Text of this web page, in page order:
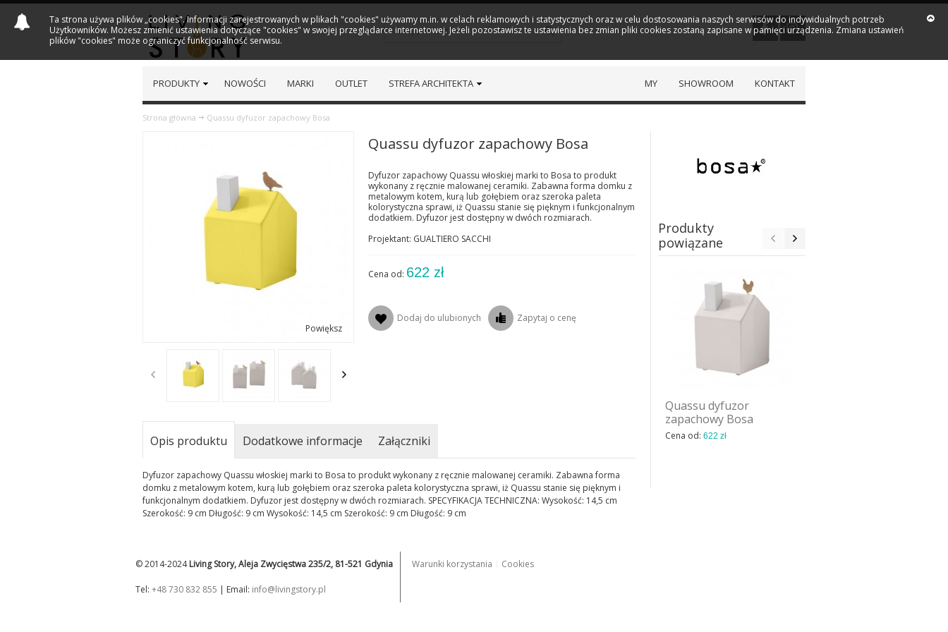
PRODUKTY NOWOŚCI MARKI OUTLET STREFA ARCHITEKTA KONTAKT
SHOWROOM
MY
Strona główna Quassu dyfuzor zapachowy Bosa
Powiększ
Quassu dyfuzor zapachowy Bosa
Dyfuzor zapachowy Quassu włoskiej marki to Bosa to produkt
wykonany z ręcznie malowanej ceramiki. Zabawna forma domku z
metalowym kotem, kurą lub gołębiem oraz szeroka paleta
kolorystyczna sprawi, iż Quassu stanie się pięknym i funkcjonalnym
dodatkiem. Dyfuzor jest dostępny w dwóch rozmiarach.
Projektant: GUALTIERO SACCHI
Cena od: 622 zł
Dodaj do ulubionych Zapytaj o cenę
Produkty
powiązane
Quassu dyfuzor
zapachowy Bosa
Cena od: 622 zł
Opis produktu Dodatkowe informacje Załączniki
Dyfuzor zapachowy Quassu włoskiej marki to Bosa to produkt wykonany z ręcznie malowanej ceramiki. Zabawna forma
domku z metalowym kotem, kurą lub gołębiem oraz szeroka paleta kolorystyczna sprawi, iż Quassu stanie się pięknym i
funkcjonalnym dodatkiem. Dyfuzor jest dostępny w dwóch rozmiarach. SPECYFIKACJA TECHNICZNA: Wysokość: 14,5 cm
Szerokość: 9 cm Długość: 9 cm Wysokość: 14,5 cm Szerokość: 9 cm Długość: 9 cm
© 2014-2024Living Story, Aleja Zwycięstwa 235/2, 81-521 Gdynia
Tel: +48 730 832 855 | Email: info@livingstory.pl
Warunki korzystania Cookies
Ta strona używa plików „cookies". Informacji zarejestrowanych w plikach "cookies" używamy m.in. w celach reklamowych i statystycznych oraz w celu dostosowania naszych serwisów do indywidualnych potrzeb
Użytkowników. Możesz zmienić ustawienia dotyczące "cookies" w swojej przeglądarce internetowej. Jeżeli pozostawisz te ustawienia bez zmian pliki cookies zostaną zapisane w pamięci urządzenia. Zmiana ustawień
plików "cookies" może ograniczyć funkcjonalność serwisu.